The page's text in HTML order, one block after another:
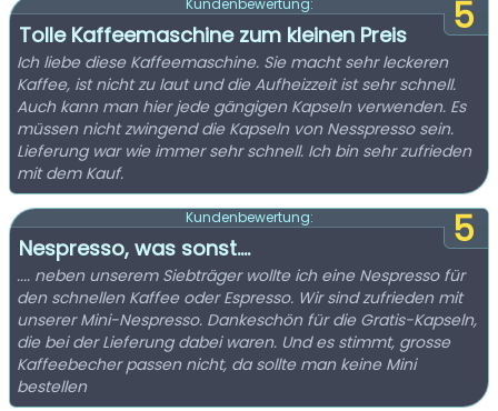
5
Kundenbewertung:
Tolle Kaffeemaschine zum kleinen Preis
Ich liebe diese Kaffeemaschine. Sie macht sehr leckeren
Kaffee, ist nicht zu laut und die Aufheizzeit ist sehr schnell.
Auch kann man hier jede gängigen Kapseln verwenden. Es
müssen nicht zwingend die Kapseln von Nesspresso sein.
Lieferung war wie immer sehr schnell. Ich bin sehr zufrieden
mit dem Kauf.
5
Kundenbewertung:
Nespresso, was sonst....
.... neben unserem Siebträger wollte ich eine Nespresso für
den schnellen Kaffee oder Espresso. Wir sind zufrieden mit
unserer Mini-Nespresso. Dankeschön für die Gratis-Kapseln,
die bei der Lieferung dabei waren. Und es stimmt, grosse
Kaffeebecher passen nicht, da sollte man keine Mini
bestellen